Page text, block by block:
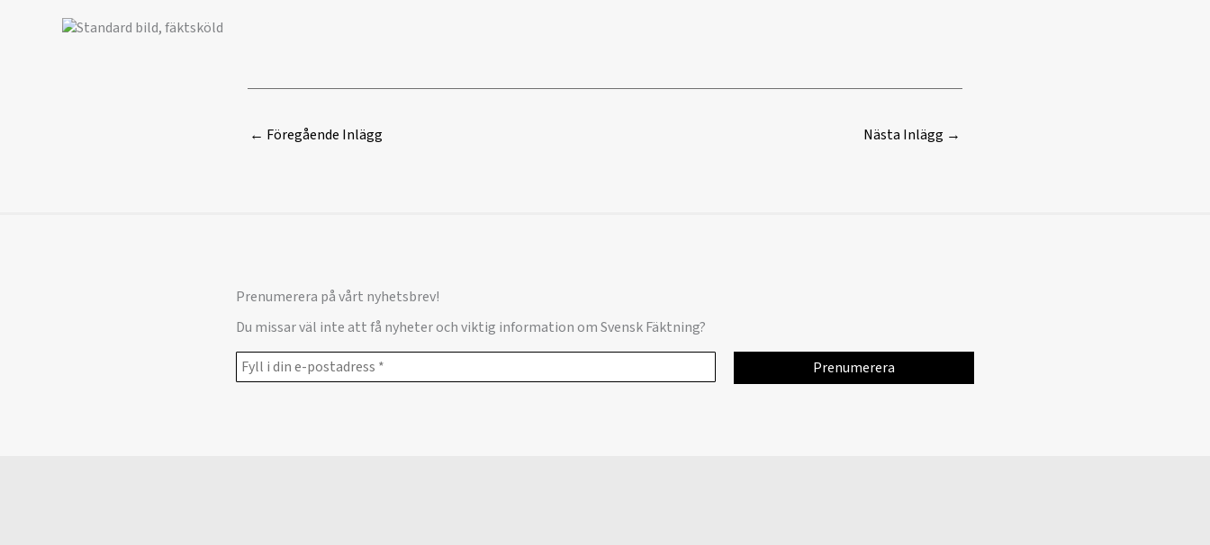
← Föregående Inlägg Nästa Inlägg →
Prenumerera på vårt nyhetsbrev!
Du missar väl inte att få nyheter och viktig information om Svensk Fäktning?